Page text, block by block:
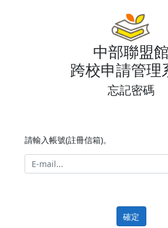
中部聯盟館
跨校申請管理
忘記密碼
請輸入帳號(註冊信箱)。